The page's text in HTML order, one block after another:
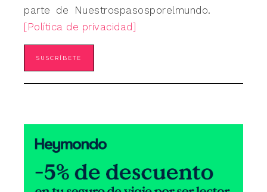
parte de Nuestrospasosporelmundo.
[Política de privacidad]